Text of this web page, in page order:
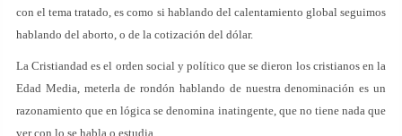
con el tema tratado, es como si hablando del calentamiento global seguimos
hablando del aborto, o de la cotización del dólar.
La Cristiandad es el orden social y político que se dieron los cristianos en la
Edad Media, meterla de rondón hablando de nuestra denominación es un
razonamiento que en lógica se denomina inatingente, que no tiene nada que
ver con lo se habla o estudia.